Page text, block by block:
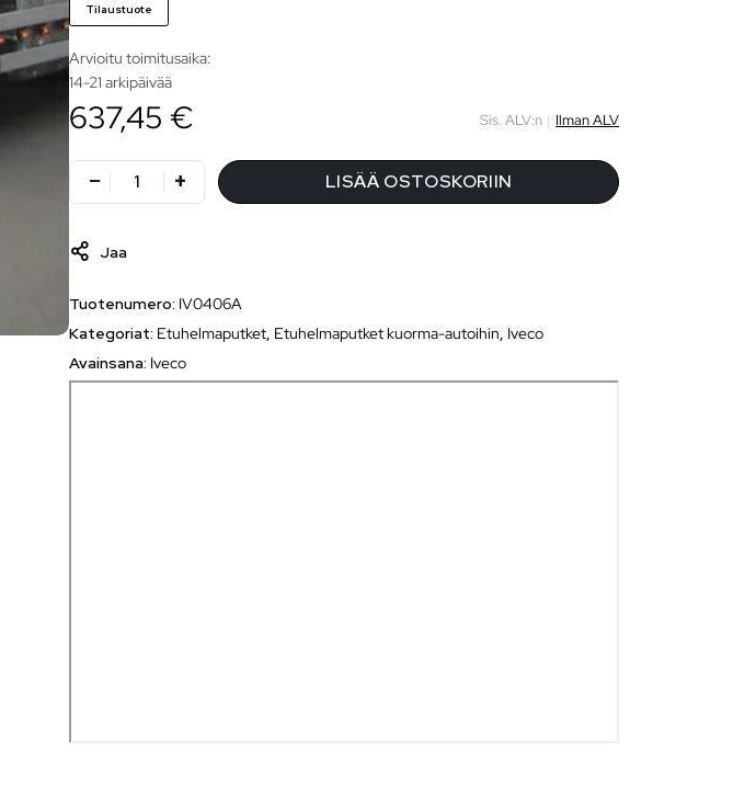
Tilaustuote
Arvioitu toimitusaika:
14-21 arkipäivää
637,45 € Sis. ALV:n | Ilman ALV
LISÄÄ OSTOSKORIIN
Jaa
Tuotenumero: IV0406A
Kategoriat: Etuhelmaputket Etuhelmaputket kuorma-autoihin Iveco
Avainsana: Iveco